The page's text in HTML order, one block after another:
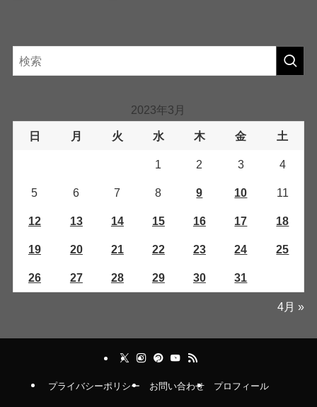
2023年3月
日 月 火 水 木 金 土
1 2 3 4
5 6 7 8 9 10 11
12 13 14 15 16 17 18
19 20 21 22 23 24 25
26 27 28 29 30 31
4月 »
プライバシーポリシー お問い合わせ プロフィール